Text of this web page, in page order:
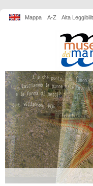
Mappa A-Z Alta